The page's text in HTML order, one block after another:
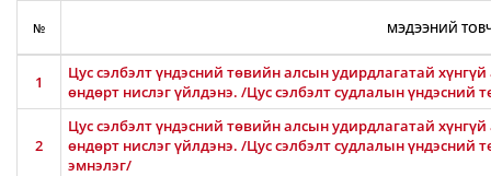
№ МЭДЭЭНИЙ
1
Цус сэлбэлт үндэсний төвийн алсын удирдлагатай
өндөрт нислэг үйлдэнэ. /Цус сэлбэлт судлалын үндэсний
2
Цус сэлбэлт үндэсний төвийн алсын удирдлагатай
өндөрт нислэг үйлдэнэ. /Цус сэлбэлт судлалын
эмнэлэг/